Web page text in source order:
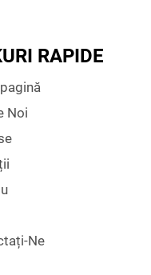
RAPIDE
Noi
Ne